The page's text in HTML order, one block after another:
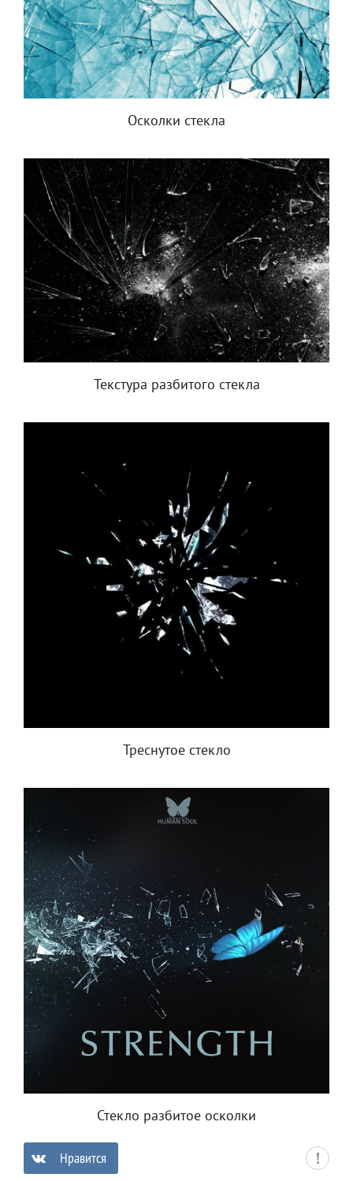
Осколки стекла
Текстура разбитого стекла
Треснутое стекло
Стекло разбитое осколки
Нравится